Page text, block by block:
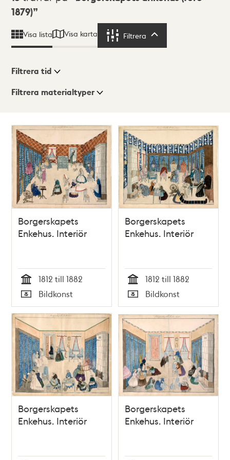
1879)
Visa lista Visa karta Filtrera
Visningsläge
ListaKarta
Filtrera tid
Filtrera materialtyper
träffar
Borgerskapets
Enkehus. Interiör
Tid
1812 till 1882
Typ
Bildkonst
Borgerskapets
Enkehus. Interiör
Tid
1812 till 1882
Typ
Bildkonst
Borgerskapets
Enkehus. Interiör
Borgerskapets
Enkehus. Interiör